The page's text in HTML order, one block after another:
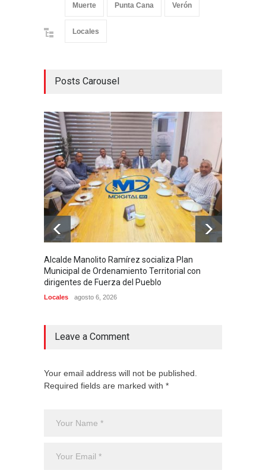
Muerte Punta Cana Verón
Locales
Posts Carousel
Alcalde Manolito Ramírez socializa Plan
Municipal de Ordenamiento Territorial con
dirigentes de Fuerza del Pueblo
Locales agosto 6, 2026
Leave a Comment
Your email address will not be published.
Required fields are marked with *